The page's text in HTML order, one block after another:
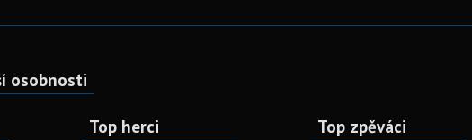
osobnosti
Top herci Top zpěváci